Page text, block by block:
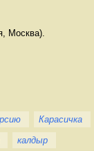
Москва).
Карасичка
калдыр